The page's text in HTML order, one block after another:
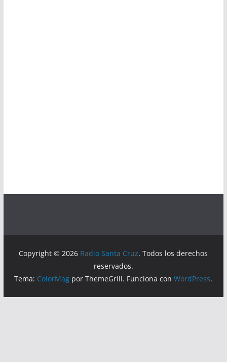
Copyright © 2026 Radio Santa Cruz. Todos los derechos
reservados.
Tema: ColorMag por ThemeGrill. Funciona conWordPress.